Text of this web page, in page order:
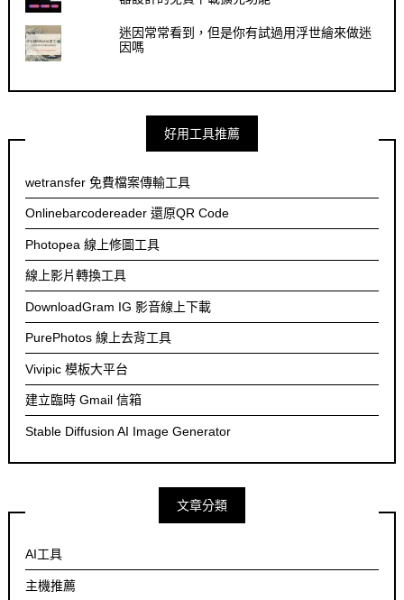
迷因常常看到，但是你有試過用浮世繪來做迷
因嗎
好用工具推薦
wetransfer 免費檔案傳輸工具
Onlinebarcodereader 還原QR Code
Photopea 線上修圖工具
線上影片轉換工具
DownloadGram IG 影音線上下載
PurePhotos 線上去背工具
Vivipic 模板大平台
建立臨時 Gmail 信箱
Stable Diffusion AI Image Generator
文章分類
AI工具
主機推薦